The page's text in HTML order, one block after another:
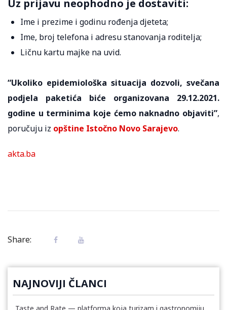
Uz prijavu neophodno je dostaviti:
Ime i prezime i godinu rođenja djeteta;
Ime, broj telefona i adresu stanovanja roditelјa;
Ličnu kartu majke na uvid.
“Ukoliko epidemiološka situacija dozvoli, svečana
podjela paketića biće organizovana 29.12.2021.
godine u terminima koje ćemo naknadno objaviti”,
poručuju iz opštine Istočno Novo Sarajevo.
akta.ba
Share:
NAJNOVIJI ČLANCI
Taste and Rate — platforma koja turizam i gastronomiju